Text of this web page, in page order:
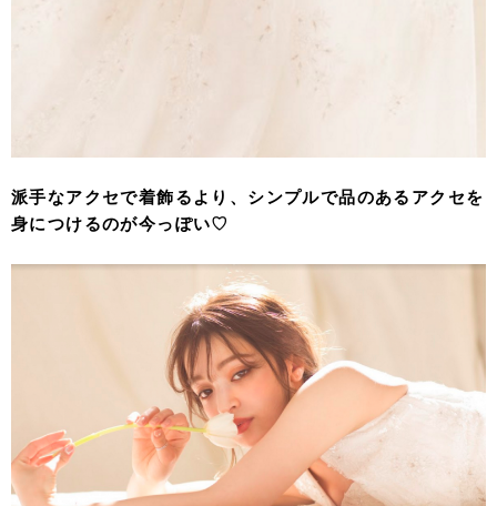
派手なアクセで着飾るより、シンプルで品のあるアクセを
身につけるのが今っぽい♡